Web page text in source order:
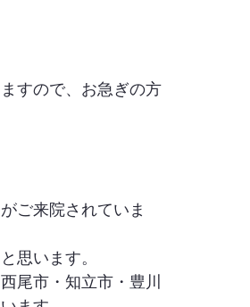
すので、お急ぎの方
ご来院されていま
思います。
尾市・知立市・豊川